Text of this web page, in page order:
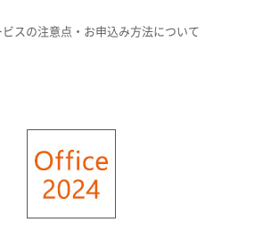
スの注意点・お申込み方法について